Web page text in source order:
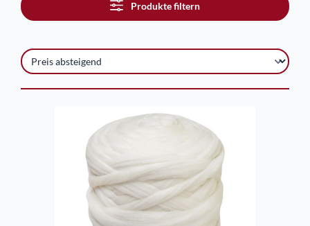
Produkte filtern